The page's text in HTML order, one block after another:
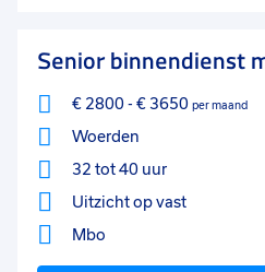
Senior binnendienst
€ 2800- € 3650 per maand
Woerden
32 tot 40 uur
Uitzicht op vast
Mbo